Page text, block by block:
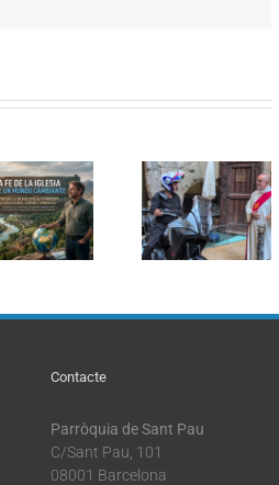
Sant Cristòfol
torna a reunir
els conductors
en la
tradicional
d’Ecologia
Integral:
reptes de
Contacte
Parròquia de Sant Pau
C/Sant Pau, 101
08001 Barcelona